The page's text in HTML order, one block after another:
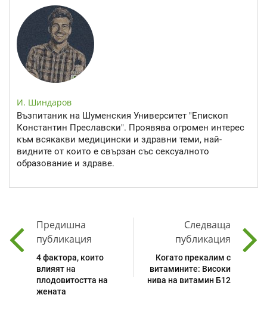
И. Шиндаров
Възпитаник на Шуменския Университет "Епископ
Константин Преславски". Проявява огромен интерес
към всякакви медицински и здравни теми, най-
видните от които е свързан със сексуалното
образование и здраве.
Предишна
публикация
4 фактора, които
влияят на
плодовитостта на
жената
Следваща
публикация
Когато прекалим с
витамините: Високи
нива на витамин Б12